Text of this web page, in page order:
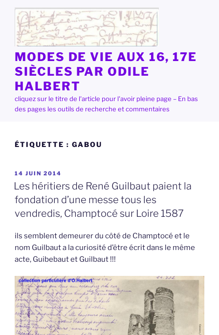
contenu
principal
MODES DE VIE AUX 16, 17E
SIÈCLES PAR ODILE
HALBERT
cliquez sur le titre de l'article pour l'avoir pleine page – En bas
des pages les outils de recherche et commentaires
ÉTIQUETTE : GABOU
PUBLIÉ
LE
14 JUIN 2014
Les héritiers de René Guilbaut paient la
fondation d’une messe tous les
vendredis, Champtocé sur Loire 1587
ils semblent demeurer du côté de Champtocé et le
nom Guilbaut a la curiosité d’être écrit dans le même
acte, Guibebaut et Guilbaut !!!